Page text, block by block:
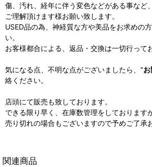
傷、汚れ、経年に伴う変色などがある事など
ご理解頂けます様お願い致します。
USED品の為、神経質な方や美品をお求めの
い。
お客様都合による、返品・交換は一切行って
気になる点、不明な点がございましたら、"
絡ください。
店頭にて販売も致しております。
できる限り早く、在庫数管理をしておりますが
売り切れの場合もございますので予めご了承
関連商品